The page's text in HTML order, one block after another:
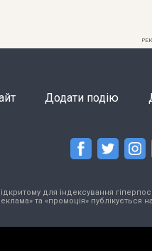
Додати подію
для індексування
та «промоція» публікується